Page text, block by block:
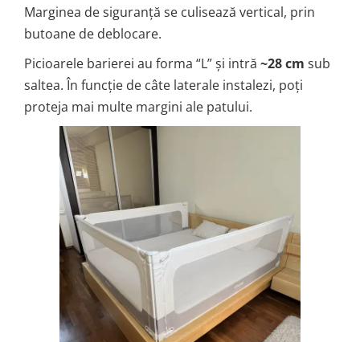
Marginea de siguranță se culisează vertical, prin
butoane de deblocare.
Picioarele barierei au forma “L” și intră ~28 cm sub
saltea. În funcție de câte laterale instalezi, poți
proteja mai multe margini ale patului.